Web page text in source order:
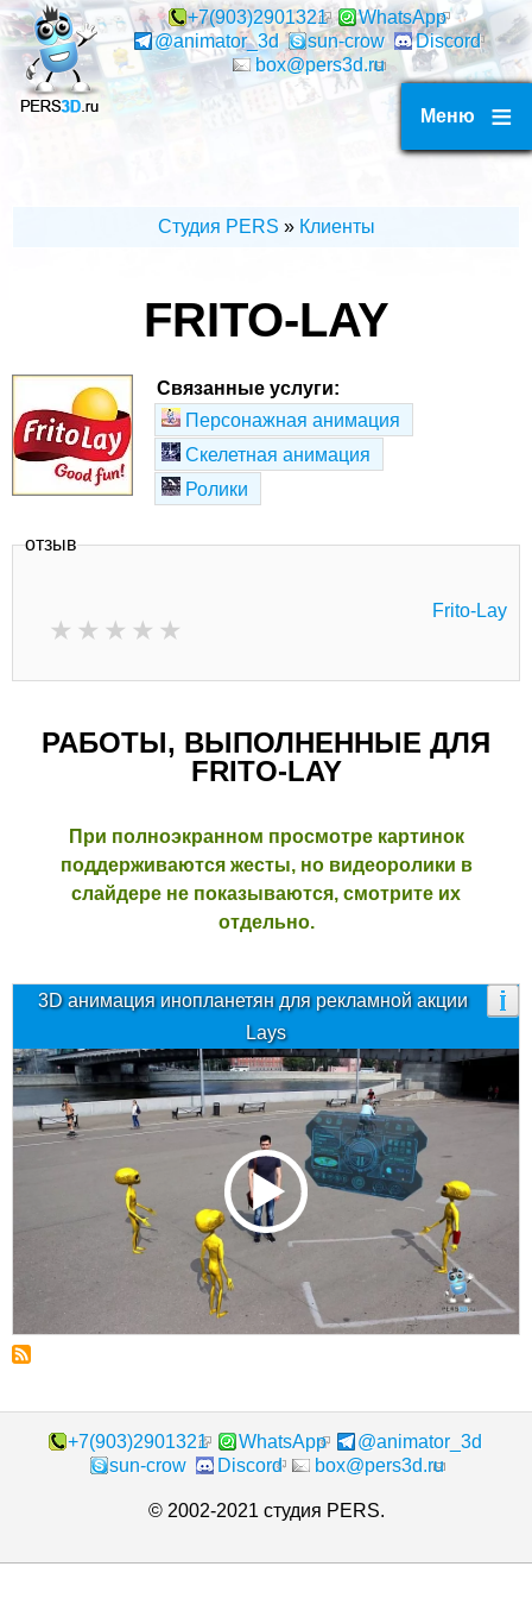
Перейти
к
основному
содержанию
+7(903)2901321
WhatsApp
@animator_3d
sun-crow
Discord
box@pers3d.ru
Меню
Студия PERS Клиенты
FRITO-LAY
Связанные услуги:
Персонажная анимация
Скелетная анимация
Ролики
отзыв
Frito-Lay
РАБОТЫ, ВЫПОЛНЕННЫЕ ДЛЯ
FRITO-LAY
При полноэкранном просмотре картинок
поддерживаются жесты, но видеоролики в
слайдере не показываются, смотрите их
отдельно.
3D анимация инопланетян для рекламной акции
Lays
+7(903)2901321 WhatsApp
@animator_3d
sun-crow
Discord box@pers3d.ru
© 2002-2021 студия PERS.